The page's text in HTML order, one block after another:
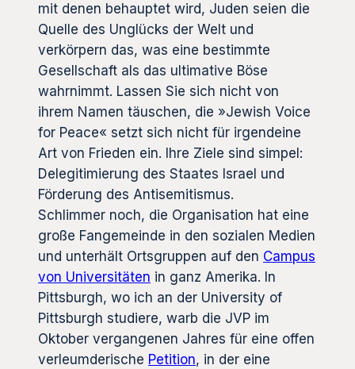
mit denen behauptet wird, Juden seien die
Quelle des Unglücks der Welt und
verkörpern das, was eine bestimmte
Gesellschaft als das ultimative Böse
wahrnimmt. Lassen Sie sich nicht von
ihrem Namen täuschen, die »Jewish Voice
for Peace« setzt sich nicht für irgendeine
Art von Frieden ein. Ihre Ziele sind simpel:
Delegitimierung des Staates Israel und
Förderung des Antisemitismus.
Schlimmer noch, die Organisation hat eine
große Fangemeinde in den sozialen Medien
und unterhält Ortsgruppen auf den Campus
von Universitäten in ganz Amerika. In
Pittsburgh, wo ich an der University of
Pittsburgh studiere, warb die JVP im
Oktober vergangenen Jahres für eine offen
verleumderische Petition, in der eine